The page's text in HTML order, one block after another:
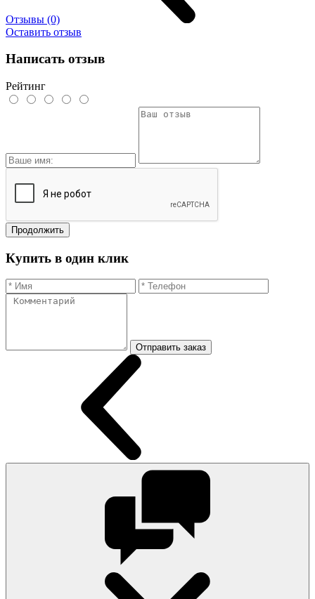
Отзывы (0)
Оставить отзыв
Написать отзыв
Рейтинг
Продолжить
Купить в один клик
Отправить заказ